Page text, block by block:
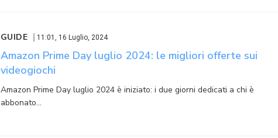
GUIDE 11:01, 16 Luglio, 2024
Amazon Prime Day luglio 2024: le migliori offerte sui
videogiochi
Amazon Prime Day luglio 2024 è iniziato: i due giorni dedicati a chi è
abbonato…